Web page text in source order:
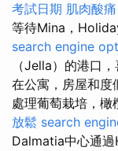
考試日期 肌肉酸痛
等待Mina，
search engine
（Jella）的港口
在公寓，房屋和度
處理葡萄栽培，橄
放鬆 search
Dalmatia中心通